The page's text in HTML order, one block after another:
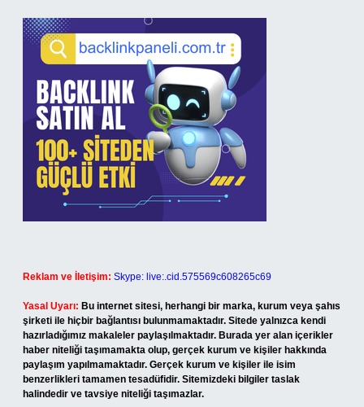
Reklam ve İletişim: Skype: live:.cid.575569c608265c69
Yasal Uyarı: Bu internet sitesi, herhangi bir marka, kurum veya şahıs
şirketi ile hiçbir bağlantısı bulunmamaktadır. Sitede yalnızca kendi
hazırladığımız makaleler paylaşılmaktadır. Burada yer alan içerikler
haber niteliği taşımamakta olup, gerçek kurum ve kişiler hakkında
paylaşım yapılmamaktadır. Gerçek kurum ve kişiler ile isim
benzerlikleri tamamen tesadüfidir. Sitemizdeki bilgiler taslak
halindedir ve tavsiye niteliği taşımazlar.